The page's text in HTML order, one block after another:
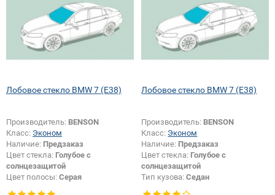
Лобовое стекло BMW 7 (E38)
Производитель: BENSON
Класс: Эконом
Наличие: Предзаказ
Цвет стекла: Голубое с
солнцезащитой
Цвет полосы: Серая
Тип кузова: Седан
Лобовое стекло BMW 7 (E38)
Производитель: BENSON
Класс: Эконом
Наличие: Предзаказ
Цвет стекла: Голубое с
солнцезащитой
Тип кузова:Седан